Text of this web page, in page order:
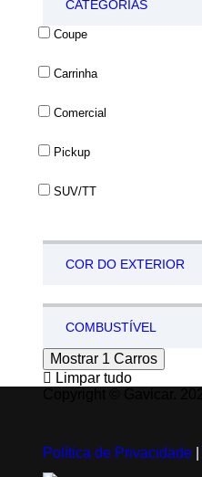
CATEGORIAS
Coupe
Carrinha
Comercial
Pickup
SUV/TT
COR DO EXTERIOR
COMBUSTÍVEL
Mostrar 1 Carros
Limpar tudo
Política de Privacidade